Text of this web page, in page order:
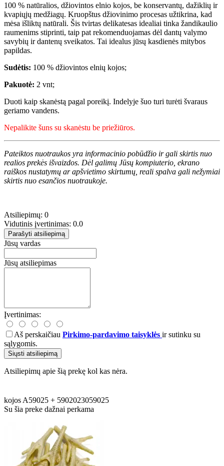
100 % natūralios, džiovintos elnio kojos, be konservantų, dažiklių ir
kvapiųjų medžiagų. Kruopštus džiovinimo procesas užtikrina, kad
mėsa išliktų natūrali. Šis tvirtas delikatesas idealiai tinka žandikaulio
raumenims stiprinti, taip pat rekomenduojamas dėl dantų valymo
savybių ir dantenų sveikatos. Tai idealus jūsų kasdienės mitybos
papildas.
Sudėtis: 100 % džiovintos elnių kojos;
Pakuotė: 2 vnt;
Duoti kaip skanėstą pagal poreikį. Indelyje šuo turi turėti švaraus
geriamo vandens.
Nepalikite šuns su skanėstu be priežiūros.
Pateiktos nuotraukos yra informacinio pobūdžio ir gali skirtis nuo
realios prekės išvaizdos. Dėl galimų Jūsų kompiuterio, ekrano
raiškos nustatymų ar apšvietimo skirtumų, reali spalva gali nežymiai
skirtis nuo esančios nuotraukoje.
Atsiliepimų: 0
Vidutinis įvertinimas: 0.0
Parašyti atsiliepimą
Jūsų vardas
Jūsų atsiliepimas
Įvertinimas:
Aš perskaičiau Pirkimo-pardavimo taisyklės ir sutinku su
sąlygomis.
Siųsti atsiliepimą
Atsiliepimų apie šią prekę kol kas nėra.
kojos A59025 + 5902023059025
Su šia preke dažnai perkama